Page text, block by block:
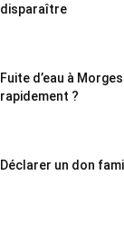
disparaître
Fuite d’eau à
rapidement ?
Déclarer un don